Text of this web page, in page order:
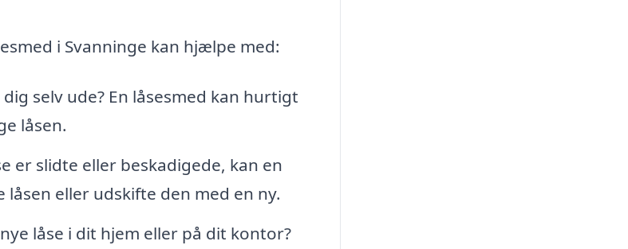
i Svanninge kan hjælpe med:
selv ude? En låsesmed kan hurtigt
låsen.
er slidte eller beskadigede, kan en
eller udskifte den med en ny.
låse i dit hjem eller på dit kontor?